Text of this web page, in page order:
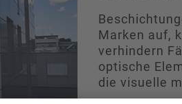
Marken auf,
verhindern
optische
die visuelle